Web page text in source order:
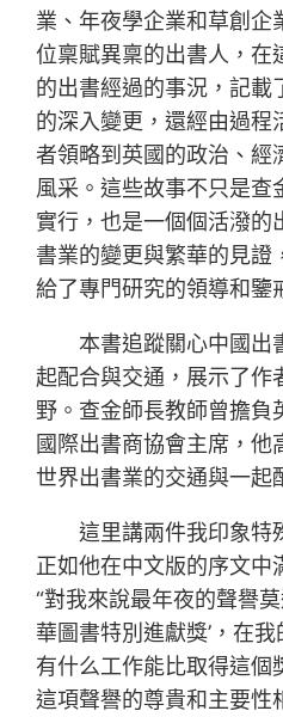
業、年夜學企業和草創企
位稟賦異稟的出書人，在
的出書經過的事況，記載
的深入變更，還經由過程
者領略到英國的政治、經
風采。這些故事不只是查
實行，也是一個個活潑的
書業的變更與繁華的見證
給了專門研究的領導和鑒
本書追蹤關心中國出
起配合與交通，展示了作
野。查金師長教師曾擔負
國際出書商協會主席，他
世界出書業的交通與一起
這里講兩件我印象特
正如他在中文版的序文中
“對我來說最年夜的聲譽
華圖書特別進獻獎’，在
有什么工作能比取得這個
這項聲譽的尊貴和主要性